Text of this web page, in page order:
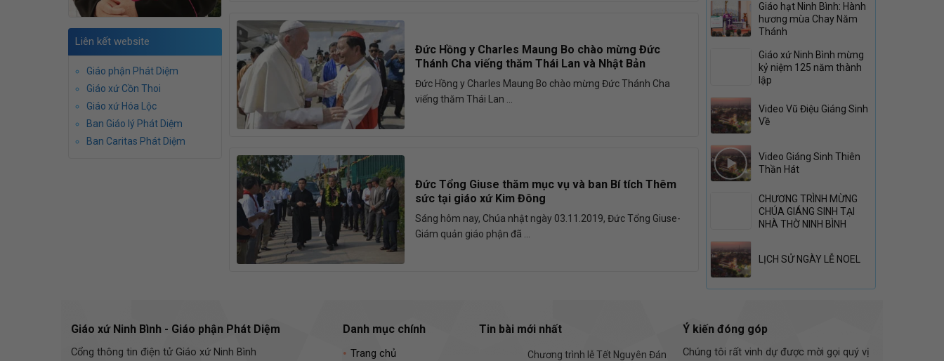
Liên kết website
Giáo phận Phát Diệm
Giáo xứ Cồn Thoi
Giáo xứ Hóa Lộc
Ban Giáo lý Phát Diệm
Ban Caritas Phát Diệm
Đức Hồng y Charles Maung Bo chào mừng Đức
Thánh Cha viếng thăm Thái Lan và Nhật Bản
Đức Hồng y Charles Maung Bo chào mừng Đức Thánh Cha
viếng thăm Thái Lan ...
Đức Tổng Giuse thăm mục vụ và ban Bí tích Thêm
sức tại giáo xứ Kim Đông
Sáng hôm nay, Chúa nhật ngày 03.11.2019, Đức Tổng Giuse-
Giám quản giáo phận đã ...
Giáo hạt Ninh Bình: Hành
hương mùa Chay Năm
Thánh
Giáo xứ Ninh Bình mừng
kỷ niệm 125 năm thành
lập
Video Vũ Điệu Giáng Sinh
Về
Video Giáng Sinh Thiên
Thần Hát
CHƯƠNG TRÌNH MỪNG
CHÚA GIÁNG SINH TẠI
NHÀ THỜ NINH BÌNH
LỊCH SỬ NGÀY LỄ NOEL
Giáo xứ Ninh Bình - Giáo phận Phát Diệm
Cổng thông tin điện tử Giáo xứ Ninh Bình
Danh mục chính
Trang chủ
Tin bài mới nhất
Chương trình lễ Tết Nguyên Đán
Ý kiến đóng góp
Chúng tôi rất vinh dự được mời gọi quý vị